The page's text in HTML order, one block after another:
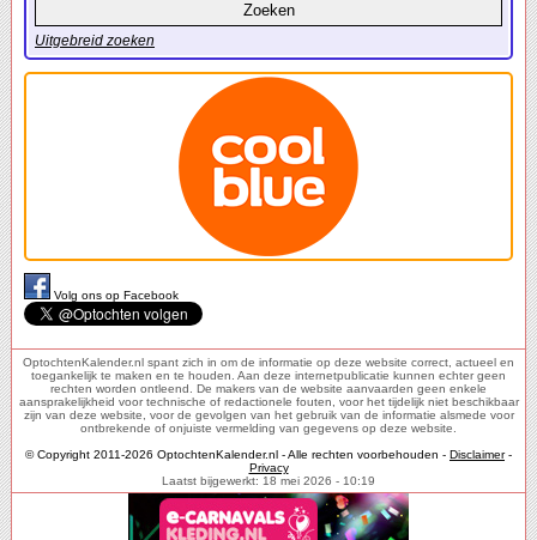
Uitgebreid zoeken
Volg ons op Facebook
OptochtenKalender.nl spant zich in om de informatie op deze website correct, actueel en
toegankelijk te maken en te houden. Aan deze internetpublicatie kunnen echter geen
rechten worden ontleend. De makers van de website aanvaarden geen enkele
aansprakelijkheid voor technische of redactionele fouten, voor het tijdelijk niet beschikbaar
zijn van deze website, voor de gevolgen van het gebruik van de informatie alsmede voor
ontbrekende of onjuiste vermelding van gegevens op deze website.
© Copyright 2011-2026 OptochtenKalender.nl - Alle rechten voorbehouden - Disclaimer-
Privacy
Laatst bijgewerkt: 18 mei 2026 - 10:19